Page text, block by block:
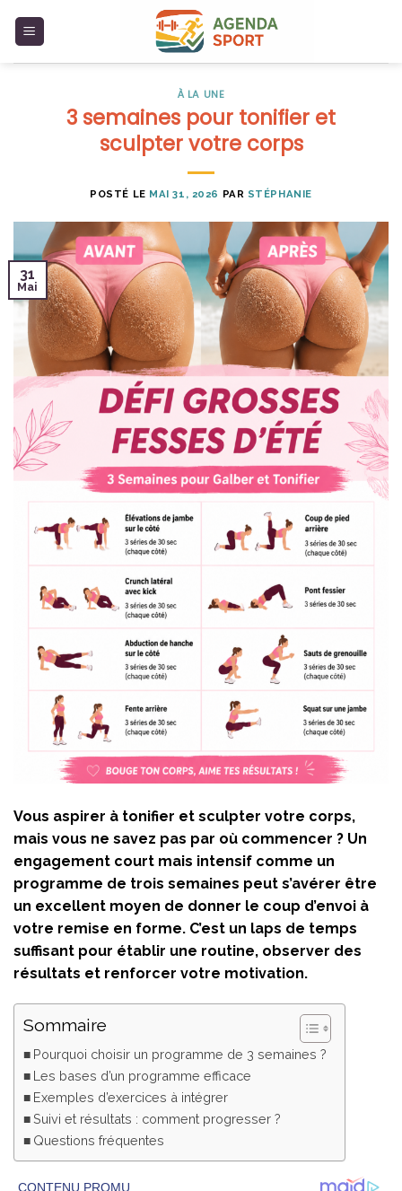
À LA UNE
3 semaines pour tonifier et
sculpter votre corps
POSTÉ LE MAI 31, 2026 PAR STÉPHANIE
31
Mai
Vous aspirer à tonifier et sculpter votre corps,
mais vous ne savez pas par où commencer ? Un
engagement court mais intensif comme un
programme de trois semaines peut s’avérer être
un excellent moyen de donner le coup d’envoi à
votre remise en forme. C’est un laps de temps
suffisant pour établir une routine, observer des
résultats et renforcer votre motivation.
Sommaire
Pourquoi choisir un programme de 3 semaines ?
Les bases d’un programme efficace
Exemples d’exercices à intégrer
Suivi et résultats : comment progresser ?
Questions fréquentes